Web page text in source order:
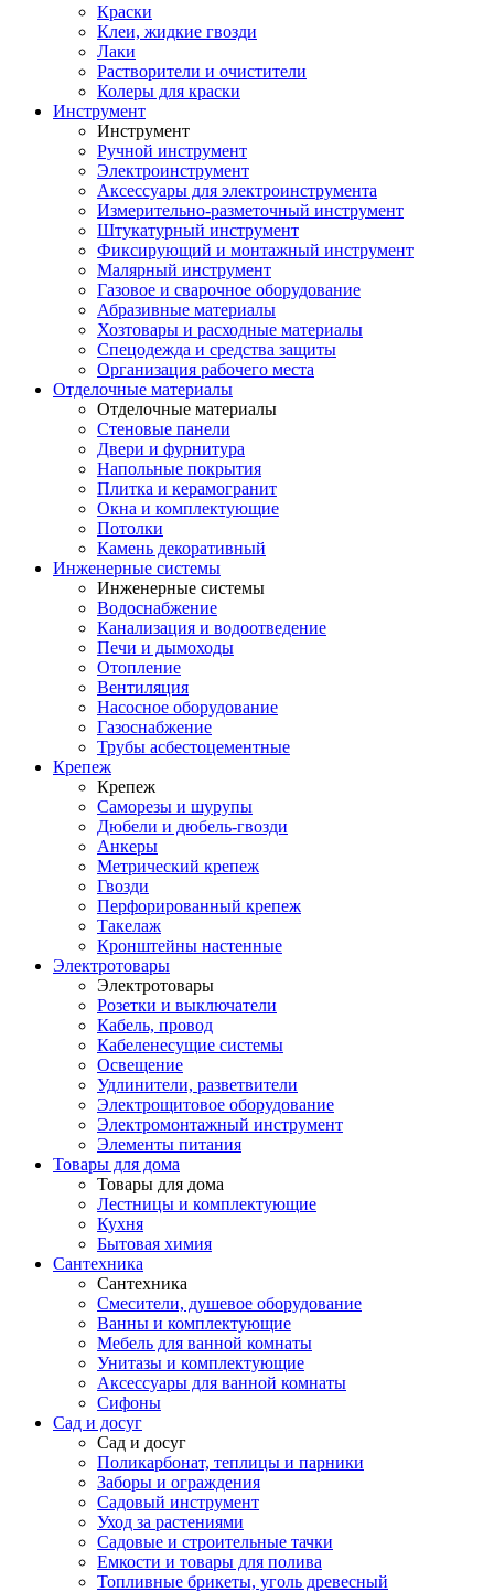
Краски
Клеи, жидкие гвозди
Лаки
Растворители и очистители
Колеры для краски
Инструмент
Инструмент
Ручной инструмент
Электроинструмент
Аксессуары для электроинструмента
Измерительно-разметочный инструмент
Штукатурный инструмент
Фиксирующий и монтажный инструмент
Малярный инструмент
Газовое и сварочное оборудование
Абразивные материалы
Хозтовары и расходные материалы
Спецодежда и средства защиты
Организация рабочего места
Отделочные материалы
Отделочные материалы
Стеновые панели
Двери и фурнитура
Напольные покрытия
Плитка и керамогранит
Окна и комплектующие
Потолки
Камень декоративный
Инженерные системы
Инженерные системы
Водоснабжение
Канализация и водоотведение
Печи и дымоходы
Отопление
Вентиляция
Насосное оборудование
Газоснабжение
Трубы асбестоцементные
Крепеж
Крепеж
Саморезы и шурупы
Дюбели и дюбель-гвозди
Анкеры
Метрический крепеж
Гвозди
Перфорированный крепеж
Такелаж
Кронштейны настенные
Электротовары
Электротовары
Розетки и выключатели
Кабель, провод
Кабеленесущие системы
Освещение
Удлинители, разветвители
Электрощитовое оборудование
Электромонтажный инструмент
Элементы питания
Товары для дома
Товары для дома
Лестницы и комплектующие
Кухня
Бытовая химия
Сантехника
Сантехника
Смесители, душевое оборудование
Ванны и комплектующие
Мебель для ванной комнаты
Унитазы и комплектующие
Аксессуары для ванной комнаты
Сифоны
Сад и досуг
Сад и досуг
Поликарбонат, теплицы и парники
Заборы и ограждения
Садовый инструмент
Уход за растениями
Садовые и строительные тачки
Емкости и товары для полива
Топливные брикеты, уголь древесный